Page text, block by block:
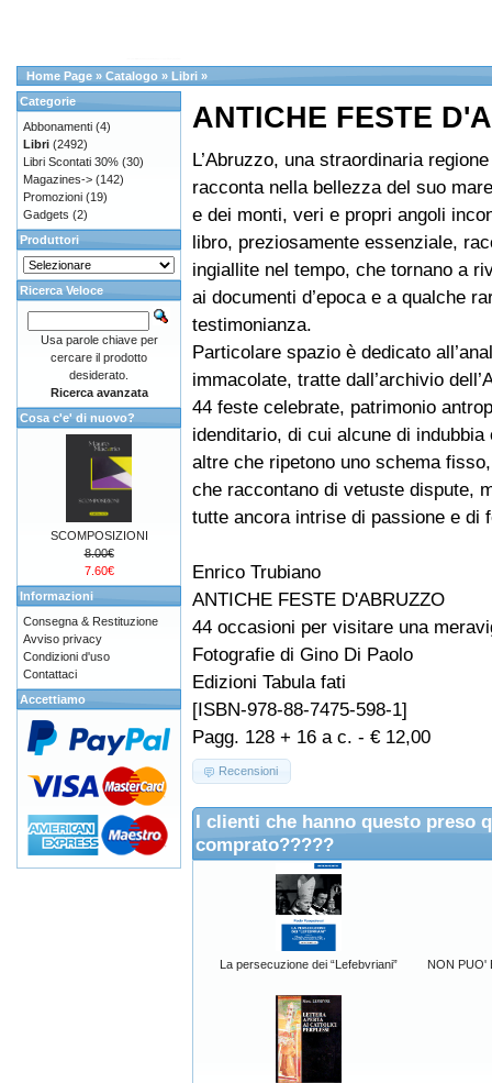
Home Page » Catalogo » Libri »
ANTICHE FESTE
L’Abruzzo, una straordinaria
racconta nella bellezza del suo
e dei monti, veri e propri angoli
libro, preziosamente essenziale,
ingiallite nel tempo, che tornano a
ai documenti d’epoca e a qualche
testimonianza.
Particolare spazio è dedicato
immacolate, tratte dall’archivio
44 feste celebrate, patrimonio
idenditario, di cui alcune di indubbia
altre che ripetono uno schema
che raccontano di vetuste dispute,
tutte ancora intrise di passione e di
Enrico Trubiano
ANTICHE FESTE D'ABRUZZO
44 occasioni per visitare una
Fotografie di Gino Di Paolo
Edizioni Tabula fati
[ISBN-978-88-7475-598-1]
Pagg. 128 + 16 a c. - € 12,00
Recensioni
I clienti che hanno questo preso
comprato?????
La persecuzione dei “Lefebvriani” NON PUO'
Categorie
Abbonamenti (4)
Libri (2492)
Libri Scontati 30% (30)
Magazines-> (142)
Promozioni (19)
Gadgets (2)
Produttori
Ricerca Veloce
Usa parole chiave per
cercare il prodotto
desiderato.
Ricerca avanzata
Cosa c'e' di nuovo?
SCOMPOSIZIONI
8.00€
7.60€
Informazioni
Consegna & Restituzione
Avviso privacy
Condizioni d'uso
Contattaci
Accettiamo